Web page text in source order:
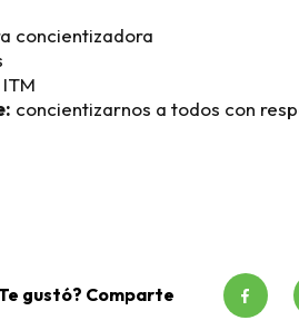
concientizadora
ITM
concientizarnos a todos con
gustó? Comparte